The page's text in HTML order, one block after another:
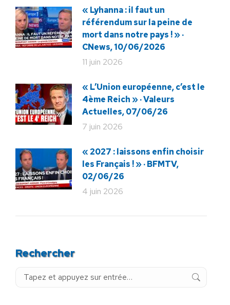
« Lyhanna : il faut un
référendum sur la peine de
mort dans notre pays ! » ·
CNews, 10/06/2026
11 juin 2026
« L’Union européenne, c’est le
4ème Reich » · Valeurs
Actuelles, 07/06/26
7 juin 2026
« 2027 : laissons enfin choisir
les Français ! » · BFMTV,
02/06/26
4 juin 2026
Rechercher
Recherche